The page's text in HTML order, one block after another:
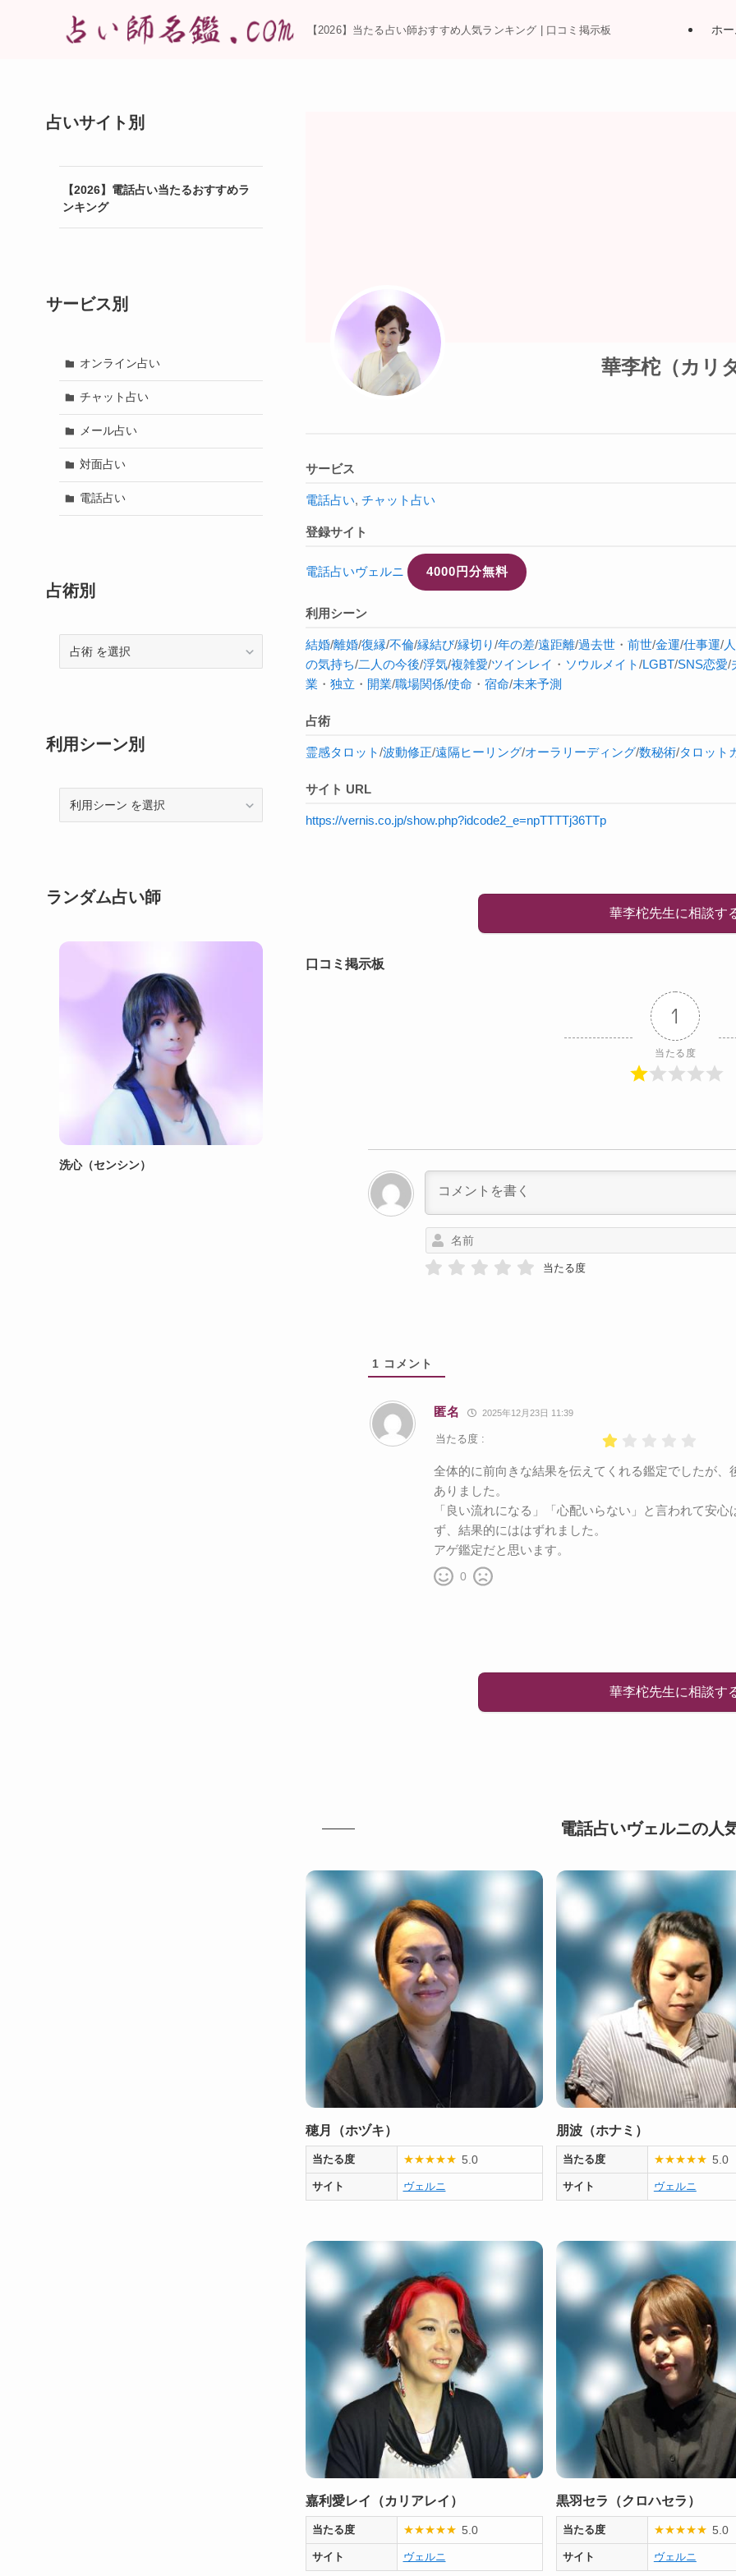
【2026】当たる占い師おすすめ人気ランキング | 口コミ掲示板 ホ
華李柁（カリダ
サービス
電話占い, チャット占い
登録サイト
電話占いヴェルニ 4000円分無料
利用シーン
結婚/離婚/復縁/不倫/縁結び/縁切り/年の差/遠距離/過去世 ・ 前世/金運/仕事運/
の気持ち/二人の今後/浮気/複雑愛/ツインレイ ・ ソウルメイト/LGBT/SNS恋愛/
業 ・ 独立 ・ 開業/職場関係/使命 ・ 宿命/未来予測
占術
霊感タロット/波動修正/遠隔ヒーリング/オーラ リーディング/数秘術/タロット
サイト URL
https://vernis.co.jp/show.php?idcode2_e=npTTTTj36TTp
華李柁先生に相談す
口コミ掲示板
1
当たる度
当たる度
1 コメント
匿名 2025年12月23日 11:39
当たる度 :
全体的に前向きな結果を伝えてくれる鑑定でしたが
ありました。
「良い流れになる」「心配いらない」と言われて安
ず、結果的にははずれました。
アゲ鑑定だと思います。
0
華李柁先生に相談す
電話占いヴェルニの人
穂月（ホヅキ）
当たる度 ★★★★★ 5.0
サイト ヴェルニ
朋波（ホナミ）
当たる度 ★★★★★ 5.0
サイト ヴェルニ
嘉利愛レイ（カリアレイ）
当たる度 ★★★★★ 5.0
サイト ヴェルニ
黒羽セラ（クロハセラ）
当たる度 ★★★★★ 5.0
サイト ヴェルニ
占いサイト別
【2026】電話占い当たるおすすめラ
ンキング
サービス別
オンライン占い
チャット占い
メール占い
対面占い
電話占い
占術別
術
利用シーン別
ランダム占い師
洗心（センシン）